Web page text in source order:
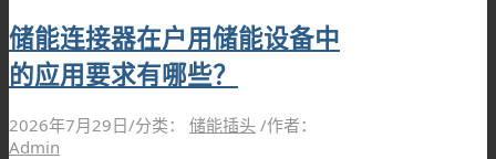
储能连接器在户用储能设备中
的应用要求有哪些？
2026年7月29日/分类： 储能插头 /作者：
Admin